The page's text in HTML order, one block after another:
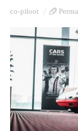
co-piloot